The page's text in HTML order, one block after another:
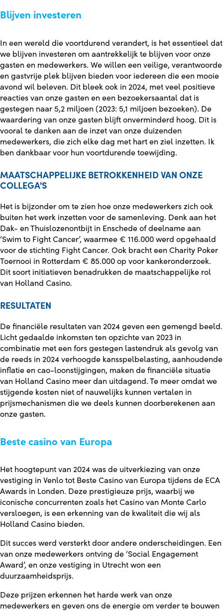
Blijven investeren
In een wereld die voortdurend verandert, is het essentieel dat
we blijven investeren om aantrekkelijk te blijven voor onze
gasten en medewerkers. We willen een veilige, verantwoorde
en gastvrije plek blijven bieden voor iedereen die een mooie
avond wil beleven. Dit bleek ook in 2024, met veel positieve
reacties van onze gasten en een bezoekersaantal dat is
gestegen naar 5,2 miljoen (2023: 5,1 miljoen bezoeken). De
waardering van onze gasten blijft onverminderd hoog. Dit is
vooral te danken aan de inzet van onze duizenden
medewerkers, die zich elke dag met hart en ziel inzetten. Ik
ben dankbaar voor hun voortdurende toewijding.
MAATSCHAPPELIJKE BETROKKENHEID VAN ONZE
COLLEGA'S
Het is bijzonder om te zien hoe onze medewerkers zich ook
buiten het werk inzetten voor de samenleving. Denk aan het
Dak- en Thuislozenontbijt in Enschede of deelname aan
‘Swim to Fight Cancer’, waarmee € 116.000 werd opgehaald
voor de stichting Fight Cancer. Ook bracht een Charity Poker
Toernooi in Rotterdam € 85.000 op voor kankeronderzoek.
Dit soort initiatieven benadrukken de maatschappelijke rol
van Holland Casino.
RESULTATEN
De financiële resultaten van 2024 geven een gemengd beeld.
Licht gedaalde inkomsten ten opzichte van 2023 in
combinatie met een fors gestegen lastendruk als gevolg van
de reeds in 2024 verhoogde kansspelbelasting, aanhoudende
inflatie en cao-loonstijgingen, maken de financiële situatie
van Holland Casino meer dan uitdagend. Te meer omdat we
stijgende kosten niet of nauwelijks kunnen vertalen in
prijsmechanismen die we deels kunnen doorberekenen aan
onze gasten.
Beste casino van Europa
Het hoogtepunt van 2024 was de uitverkiezing van onze
vestiging in Venlo tot Beste Casino van Europa tijdens de ECA
Awards in Londen. Deze prestigieuze prijs, waarbij we
iconische concurrenten zoals het Casino van Monte Carlo
versloegen, is een erkenning van de kwaliteit die wij als
Holland Casino bieden.
Dit succes werd versterkt door andere onderscheidingen. Een
van onze medewerkers ontving de ‘Social Engagement
Award’, en onze vestiging in Utrecht won een
duurzaamheidsprijs.
Deze prijzen erkennen het harde werk van onze
medewerkers en geven ons de energie om verder te bouwen